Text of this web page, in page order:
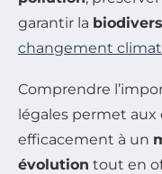
garantir la
changement
Comprendre
légales permet aux
efficacement à un
évolution tout en